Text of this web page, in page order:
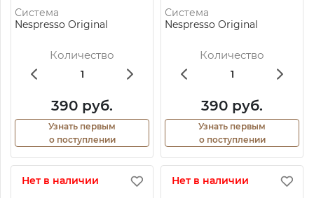
Система
Nespresso Original
Количество
390 руб.
Узнать первым
о поступлении
Система
Nespresso Original
Количество
390 руб.
Узнать первым
о поступлении
Нет в наличии Нет в наличии